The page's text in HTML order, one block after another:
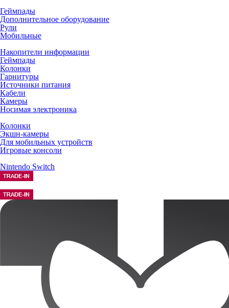
Геймпады
Дополнительное оборудование
Рули
Мобильные
Накопители информации
Геймпады
Колонки
Гарнитуры
Источники питания
Кабели
Камеры
Носимая электроника
Колонки
Экшн-камеры
Для мобильных устройств
Игровые консоли
Nintendo Switch